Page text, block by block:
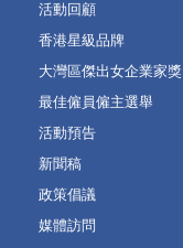
活動回顧
香港星級品牌
大灣區傑出女企業家獎
最佳僱員僱主選舉
活動預告
新聞稿
政策倡議
媒體訪問